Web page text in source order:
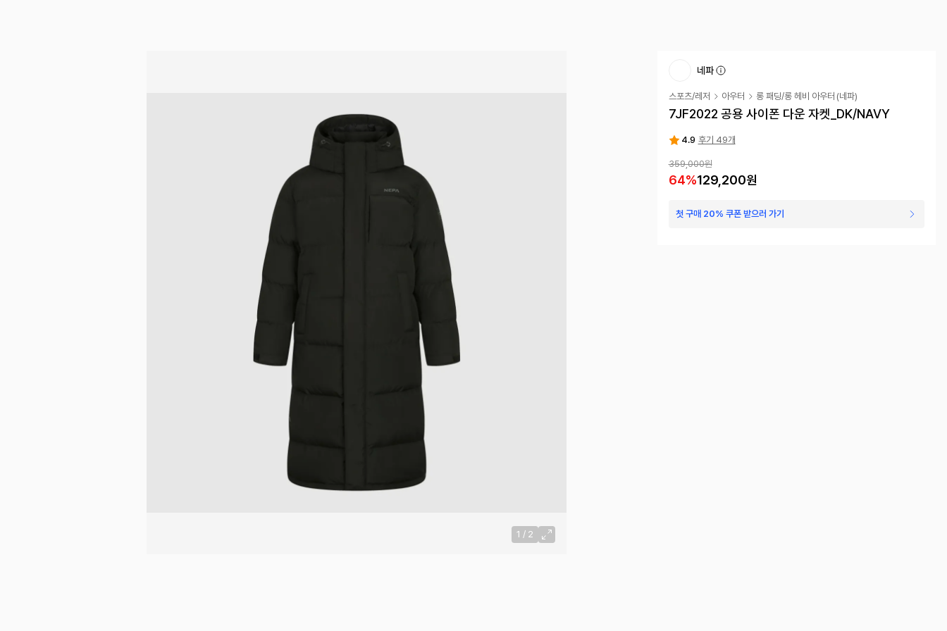
1 / 2
네파
스포츠/레저 아우터 롱 패딩/롱 헤비 아우터 (네파)
7JF2022 공용 사이폰 다운 자켓_DK/NAVY
4.9 후기 49개
359,000원
64%129,200원
첫 구매 20% 쿠폰 받으러 가기